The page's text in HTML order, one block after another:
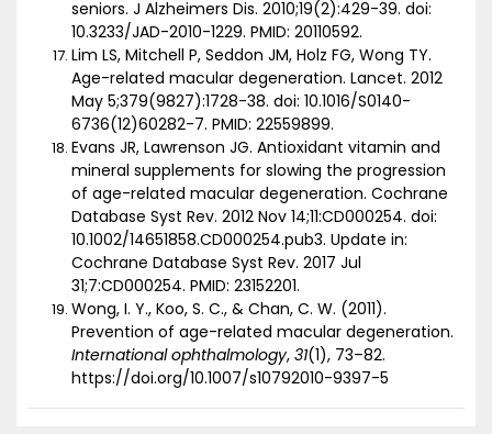
seniors. J Alzheimers Dis. 2010;19(2):429-39. doi:
10.3233/JAD-2010-1229. PMID: 20110592.
Lim LS, Mitchell P, Seddon JM, Holz FG, Wong TY.
Age-related macular degeneration. Lancet. 2012
May 5;379(9827):1728-38. doi: 10.1016/S0140-
6736(12)60282-7. PMID: 22559899.
Evans JR, Lawrenson JG. Antioxidant vitamin and
mineral supplements for slowing the progression
of age-related macular degeneration. Cochrane
Database Syst Rev. 2012 Nov 14;11:CD000254. doi:
10.1002/14651858.CD000254.pub3. Update in:
Cochrane Database Syst Rev. 2017 Jul
31;7:CD000254. PMID: 23152201.
Wong, I. Y., Koo, S. C., & Chan, C. W. (2011).
Prevention of age-related macular degeneration.
International ophthalmology, 31(1), 73–82.
https://doi.org/10.1007/s10792010-9397-5